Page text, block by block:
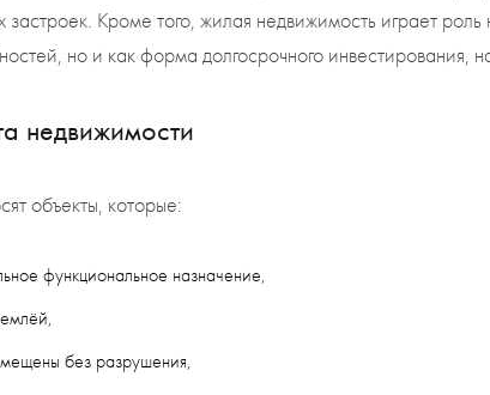
застроек. Кроме того, жилая недвижимость играет роль
но и как форма долгосрочного инвестирования,
недвижимости
объекты, которые:
функциональное назначение,
без разрушения,